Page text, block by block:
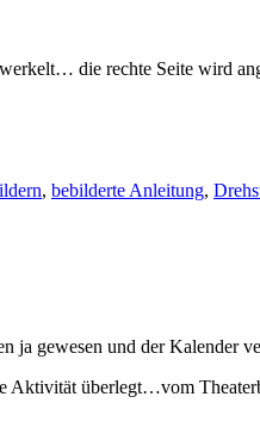
die rechte Seite wird
, bebilderte Anleitung,
ja gewesen und der Kalender
Aktivität überlegt…vom